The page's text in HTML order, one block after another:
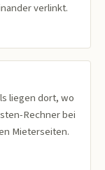
verlinkt.
liegen dort, wo
Rechner bei
Mieterseiten.